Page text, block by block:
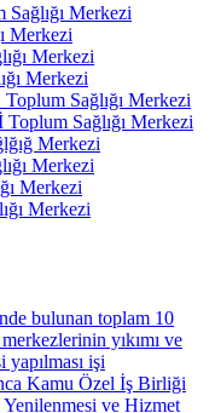
Merkezi
Merkezi
Merkezi
Merkezi
Sağlığı Merkezi
Sağlığı Merkezi
Merkezi
Merkezi
Merkezi
Merkezi
bulunan toplam 10
yıkımı ve
yapılması işi
Kamu Özel İş Birliği
Yenilenmesi ve Hizmet